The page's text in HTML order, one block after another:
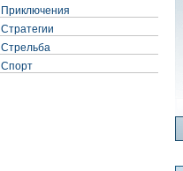
Приключения
Стратегии
Стрельба
Спорт